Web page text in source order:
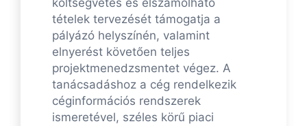
költségvetés és elszámolható
tételek tervezését támogatja a
pályázó helyszínén, valamint
elnyerést követően teljes
projektmenedzsmentet végez. A
tanácsadáshoz a cég rendelkezik
céginformációs rendszerek
ismeretével, széles körű piaci